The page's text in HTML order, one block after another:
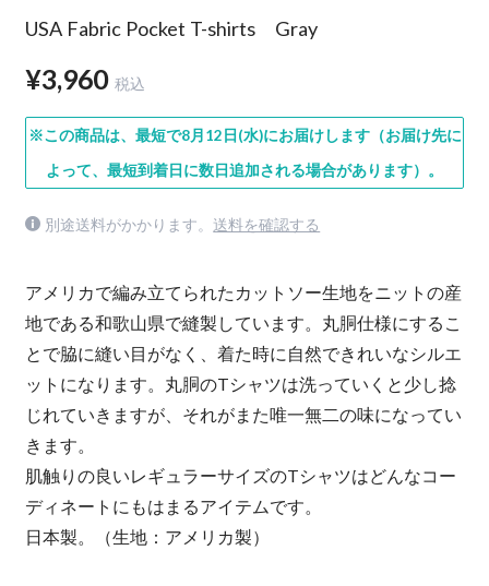
USA Fabric Pocket T-shirts Gray
¥3,960 税込
※この商品は、最短で8月12日(水)にお届けします（お届け先に
よって、最短到着日に数日追加される場合があります）。
別途送料がかかります。 送料を確認する
アメリカで編み立てられたカットソー生地をニットの産
地である和歌山県で縫製しています。丸胴仕様にするこ
とで脇に縫い目がなく、着た時に自然できれいなシルエ
ットになります。丸胴のTシャツは洗っていくと少し捻
じれていきますが、それがまた唯一無二の味になってい
きます。
肌触りの良いレギュラーサイズのTシャツはどんなコー
ディネートにもはまるアイテムです。
日本製。（生地：アメリカ製）